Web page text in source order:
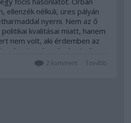
ellenzék nélküli, üres pályán
nyerni. Nem az ő
politikai kvalitásai miatt, hanem
nem volt, aki érdemben az
így üres kapuba be tudta
pedig az egyetlen,…
Tovább
2 komment